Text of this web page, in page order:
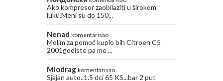
Ako kompresor zaobilaziti u širokom
luku.Meni su do 150...
Nenad komentarisao
Molim za pomoć kupio bih Citroen C5
2001godiste pa me ...
Miodrag komentarisao
Sjajan auto..1.5 dci 65 KS...bar 2 put